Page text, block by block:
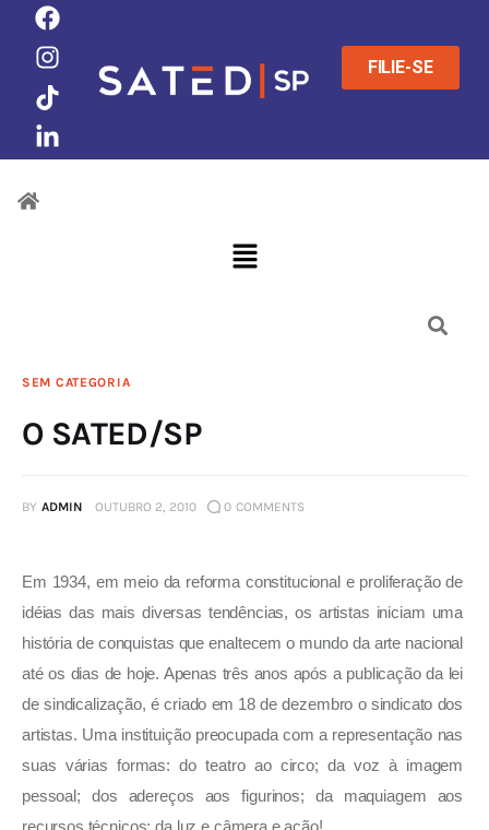
FILIE-SE
SEM CATEGORIA
O SATED/SP
BY ADMIN OUTUBRO 2, 2010 0 COMMENTS
Em 1934, em meio da reforma constitucional e proliferação de
idéias das mais diversas tendências, os artistas iniciam uma
história de conquistas que enaltecem o mundo da arte nacional
até os dias de hoje. Apenas três anos após a publicação da lei
de sindicalização, é criado em 18 de dezembro o sindicato dos
artistas. Uma instituição preocupada com a representação nas
suas várias formas: do teatro ao circo; da voz à imagem
pessoal; dos adereços aos figurinos; da maquiagem aos